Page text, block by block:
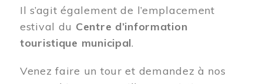
Il s’agit également de l’emplacement
estival du Centre d’information
touristique municipal.
Venez faire un tour et demandez à nos